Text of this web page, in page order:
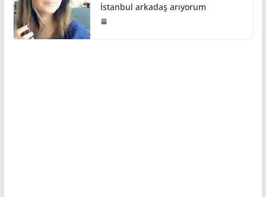
İstanbul arkadaş arıyorum